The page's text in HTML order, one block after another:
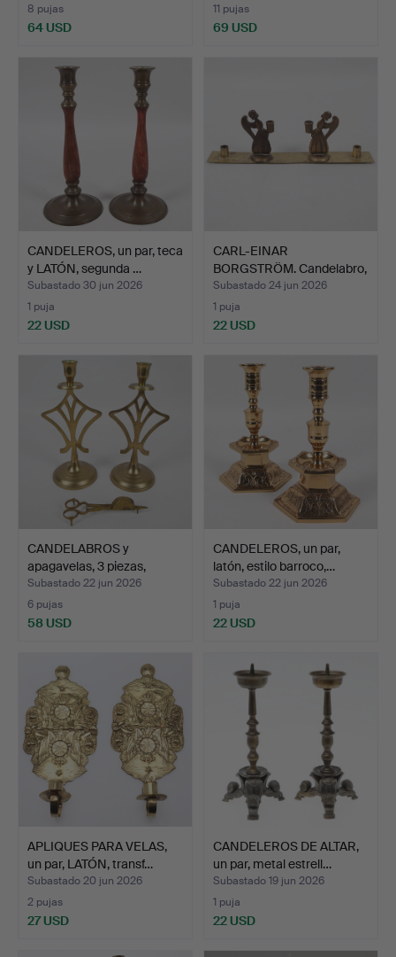
8 pujas
64 USD
11 pujas
69 USD
CANDELEROS, un par, teca
y LATÓN, segunda …
Subastado 30 jun 2026
1 puja
22 USD
CARL-EINAR
BORGSTRÖM. Candelabro,
ángeles,…
Subastado 24 jun 2026
1 puja
22 USD
CANDELABROS y
apagavelas, 3 piezas,
LATÓN,…
Subastado 22 jun 2026
6 pujas
58 USD
CANDELEROS, un par,
latón, estilo barroco,…
Subastado 22 jun 2026
1 puja
22 USD
APLIQUES PARA VELAS,
un par, LATÓN, transf…
Subastado 20 jun 2026
2 pujas
27 USD
CANDELEROS DE ALTAR,
un par, metal estrell…
Subastado 19 jun 2026
1 puja
22 USD